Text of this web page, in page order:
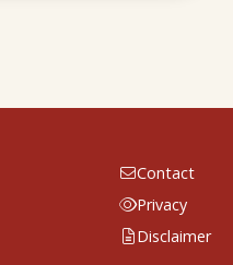
Contact
Privacy
Disclaimer